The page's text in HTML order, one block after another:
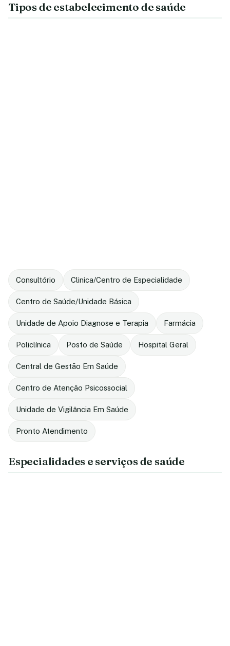
Tipos de estabelecimento de saúde
Consultório Clinica/Centro de Especialidade
Centro de Saúde/Unidade Básica
Unidade de Apoio Diagnose e Terapia Farmácia
Policlínica Posto de Saúde Hospital Geral
Central de Gestão Em Saúde
Centro de Atenção Psicossocial
Unidade de Vigilância Em Saúde
Pronto Atendimento
Especialidades e serviços de saúde